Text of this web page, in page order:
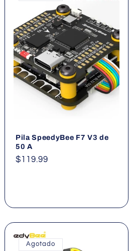
Pila SpeedyBee F7 V3 de
50 A
Precio
$119.99
Agotado